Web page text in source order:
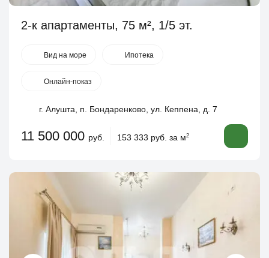
2-к апартаменты, 75 м², 1/5 эт.
Вид на море Ипотека
Онлайн-показ
г. Алушта, п. Бондаренково, ул. Кеппена, д. 7
11 500 000 руб. 153 333 руб. за м2